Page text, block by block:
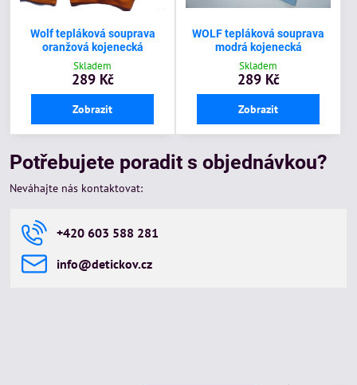
Wolf tepláková souprava
oranžová kojenecká
Skladem
289 Kč
Zobrazit
WOLF tepláková souprava
modrá kojenecká
Skladem
289 Kč
Zobrazit
Potřebujete poradit s objednávkou?
Neváhajte nás kontaktovat:
+420 603 588 281
info​@detickov​.cz